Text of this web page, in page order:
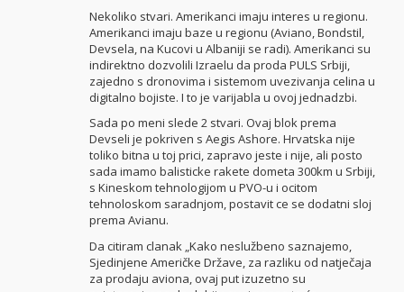
Nekoliko stvari. Amerikanci imaju interes u regionu.
Amerikanci imaju baze u regionu (Aviano, Bondstil,
Devsela, na Kucovi u Albaniji se radi). Amerikanci su
indirektno dozvolili Izraelu da proda PULS Srbiji,
zajedno s dronovima i sistemom uvezivanja celina u
digitalno bojiste. I to je varijabla u ovoj jednadzbi.
Sada po meni slede 2 stvari. Ovaj blok prema
Devseli je pokriven s Aegis Ashore. Hrvatska nije
toliko bitna u toj prici, zapravo jeste i nije, ali posto
sada imamo balisticke rakete dometa 300km u Srbiji,
s Kineskom tehnologijom u PVO-u i ocitom
tehnoloskom saradnjom, postavit ce se dodatni sloj
prema Avianu.
Da citiram clanak „Kako neslužbeno saznajemo,
Sjedinjene Američke Države, za razliku od natječaja
za prodaju aviona, ovaj put izuzetno su